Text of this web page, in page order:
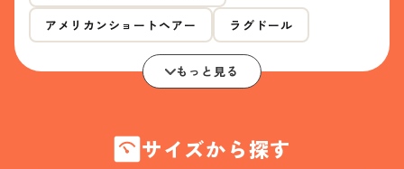
アメリカンショートヘアー ラグドール
もっと見る
サイズから探す